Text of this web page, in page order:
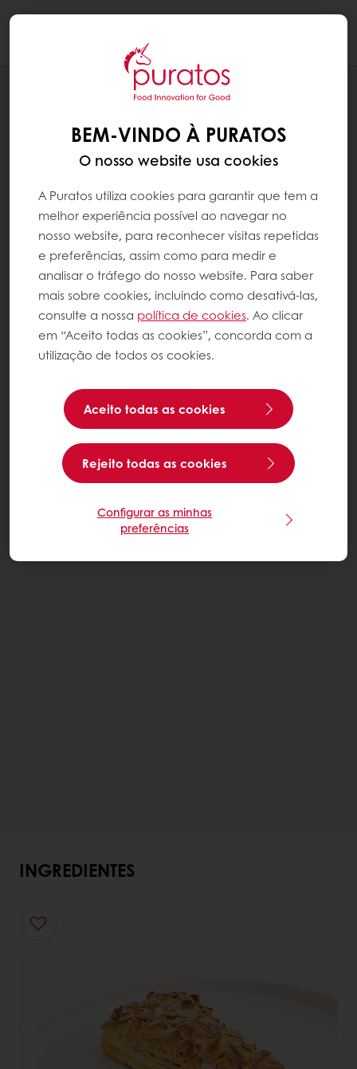
JESUÍTA DE AMÊNDOA
INGREDIENTES
BEM-VINDO À PURATOS
O nosso website usa cookies
A Puratos utiliza cookies para garantir que tem a
melhor experiência possível ao navegar no
nosso website, para reconhecer visitas repetidas
e preferências, assim como para medir e
analisar o tráfego do nosso website. Para saber
mais sobre cookies, incluindo como desativá-las,
consulte a nossa política de cookies. Ao clicar
em “Aceito todas as cookies”, concorda com a
utilização de todos os cookies.
Aceito todas as cookies
Rejeito todas as cookies
Configurar as minhas
preferências